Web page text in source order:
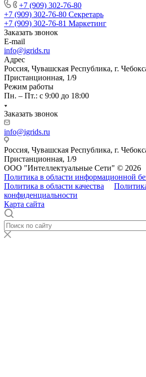
+7 (909) 302-76-80
+7 (909) 302-76-80 Секретарь
+7 (909) 302-76-81 Маркетинг
Заказать звонок
E-mail
info@igrids.ru
Адрес
Россия, Чувашская Республика, г.
Пристанционная, 1/9
Режим работы
Пн. – Пт.: с 9:00 до 18:00
Заказать звонок
info@igrids.ru
Россия, Чувашская Республика, г.
Пристанционная, 1/9
ООО "Интеллектуальные Сети" © 2026
Политика в области информационной
Политика в области качества
конфиденциальности
Карта сайта